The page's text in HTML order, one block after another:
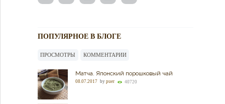
ПОПУЛЯРНОЕ В БЛОГЕ
ПРОСМОТРЫ КОММЕНТАРИИ
Матча. Японский порошковый чай
08.07.2017 by puer 40720